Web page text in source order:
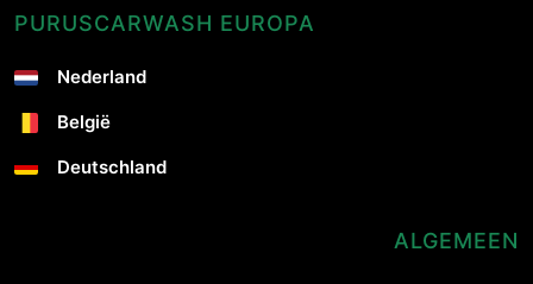
PURUSCARWASH EUROPA
Nederland
België
Deutschland
ALGEMEEN